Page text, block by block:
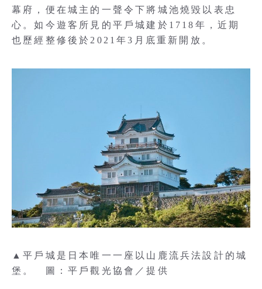
幕府，便在城主的一聲令下將城池燒毀以表忠
心。如今遊客所見的平戶城建於1718年，近期
也歷經整修後於2021年3月底重新開放。
▲平戶城是日本唯一一座以山鹿流兵法設計的城
堡。 圖：平戶觀光協會／提供